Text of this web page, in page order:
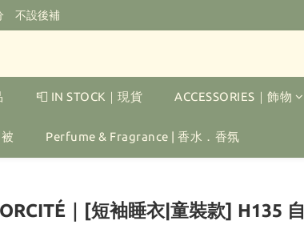
費）*部分商品除外
　不設後補
費）*部分商品除外
📮 IN STOCK｜現貨 ACCESSORIES｜飾物
Perfume & Fragrance | 香水．香氛
ORCITÉ｜[短袖睡衣|童裝款] H135 自